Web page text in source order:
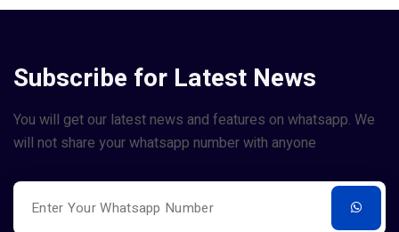
Subscribe for Latest News
You will get our latest news and features on whatsapp. We
will not share your whatsapp number with anyone